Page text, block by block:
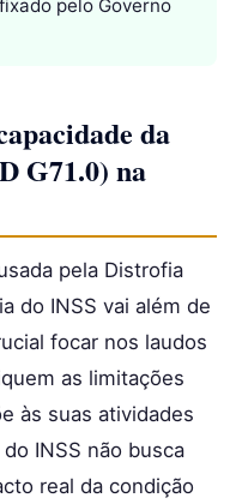
pelo Governo
da
G71.0) na
pela Distrofia
do INSS vai além de
focar nos laudos
as limitações
às suas atividades
INSS não busca
real da condição